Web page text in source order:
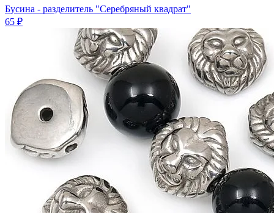
Бусина - разделитель "Серебряный квадрат"
65 ₽